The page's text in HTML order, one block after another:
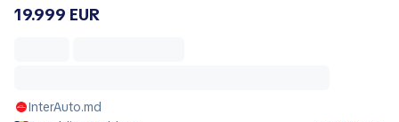
19.999 EUR
InterAuto.md